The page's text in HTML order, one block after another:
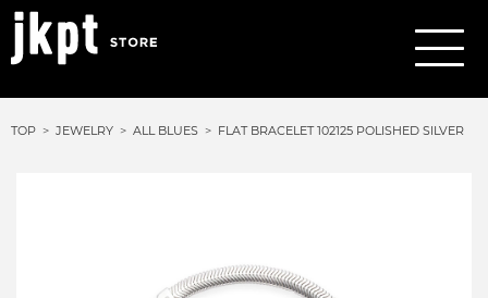
TOP JEWELRY ALL BLUES FLAT BRACELET 102125 POLISHED SILVER